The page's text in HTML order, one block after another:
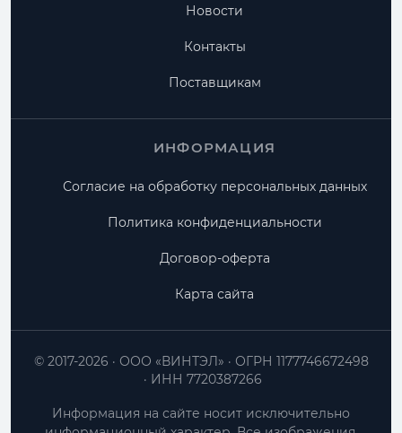
Новости
Контакты
Поставщикам
ИНФОРМАЦИЯ
Согласие на обработку персональных данных
Политика конфиденциальности
Договор-оферта
Карта сайта
ООО «ВИНТЭЛ»
ОГРН 1177746672498
ИНН 7720387266
© 2017-2026
Информация на сайте носит исключительно